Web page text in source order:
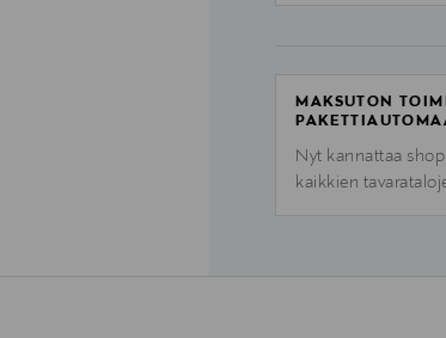
MAKSUTON
Nyt kannattaa
kaikkien